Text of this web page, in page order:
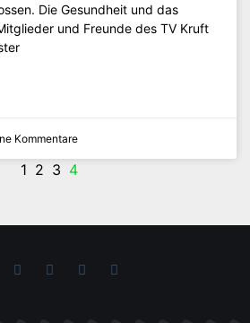
Die Gesundheit und das
und Freunde des TV Kruft
Kommentare
1 2 3 4